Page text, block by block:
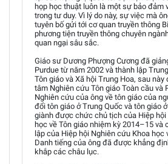
họp học thuật luôn là một sự bảo đảm
trong tư duy. Vì lý do này, sự việc mà
tuyên bố gửi tới cơ quan truyền thông
phương tiện truyền thông chuyên
quan ngại sâu sắc.
Giáo sư Dương Phượng Cương đã
Purdue từ năm 2002 và thành lập
Tôn giáo và Xã hội Trung Hoa, sau
tâm Nghiên cứu Tôn giáo Toàn cầu và
Nghiên cứu của ông về tôn giáo của
đổi tôn giáo ở Trung Quốc và tôn giáo
giành được chức chủ tịch của Hiệp hội
học về Tôn giáo nhiệm kỳ 2014–15 và
lập của Hiệp hội Nghiên cứu Khoa học
Danh tiếng của ông đã được khẳng
khắp các châu lục.